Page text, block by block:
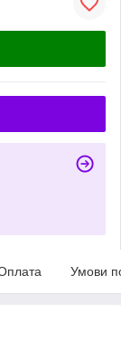
Умови